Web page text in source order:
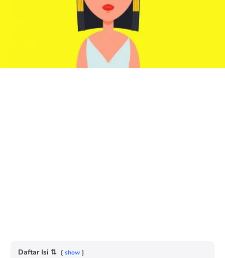
Daftar Isi ⇅ show